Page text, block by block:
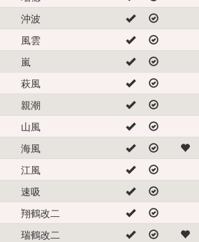
沖波
風雲
嵐
萩風
親潮
山風
海風
江風
速吸
翔鶴改二
瑞鶴改二